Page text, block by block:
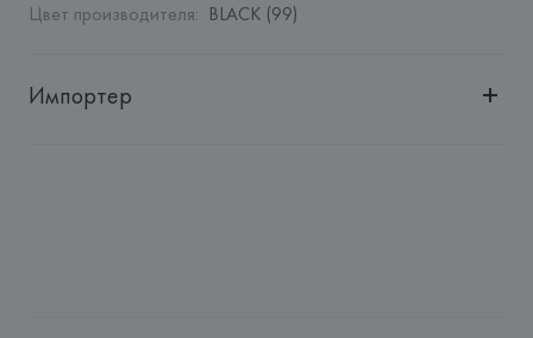
Цвет производителя: BLACK (99)
Импортер